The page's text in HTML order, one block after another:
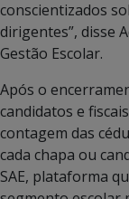
conscientizados
dirigentes”, disse
Gestão Escolar.
Após o
candidatos e
contagem das
cada chapa ou
SAE, plataforma